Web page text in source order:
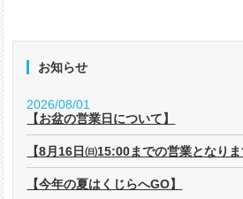
お知らせ
2026/08/01
【お盆の営業日について】
【8月16日㈰15:00までの営業となりま
【今年の夏はくじらへGO】